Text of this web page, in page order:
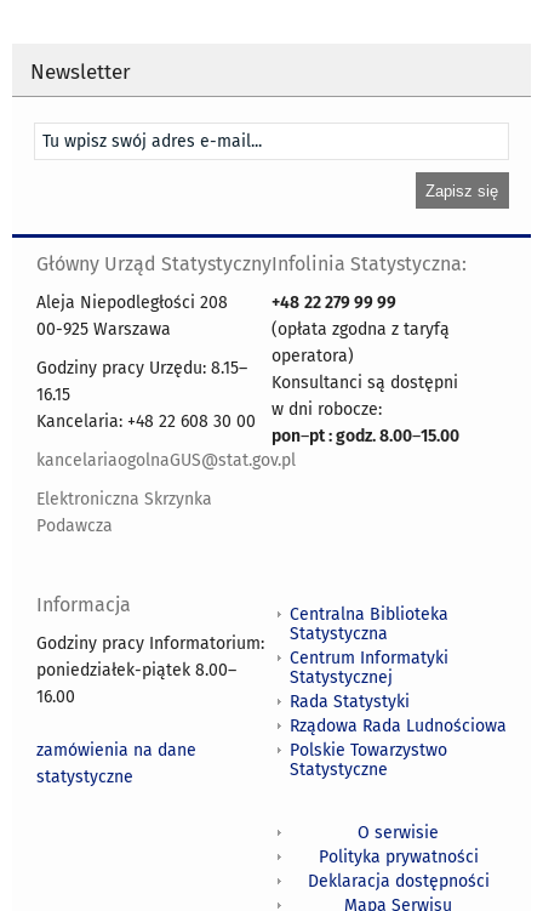
Newsletter
Główny Urząd Statystyczny
Aleja Niepodległości 208
00-925 Warszawa
Godziny pracy Urzędu: 8.15–
16.15
Kancelaria: +48 22 608 30 00
kancelariaogolnaGUS@stat.gov.pl
Elektroniczna Skrzynka
Podawcza
Infolinia Statystyczna:
+48 22 279 99 99
(opłata zgodna z taryfą
operatora)
Konsultanci są dostępni
w dni robocze:
pon–pt : godz. 8.00–15.00
Informacja
Godziny pracy Informatorium:
poniedziałek-piątek 8.00–
16.00
zamówienia na dane
statystyczne
Centralna Biblioteka
Statystyczna
Centrum Informatyki
Statystycznej
Rada Statystyki
Rządowa Rada Ludnościowa
Polskie Towarzystwo
Statystyczne
O serwisie
Polityka prywatności
Deklaracja dostępności
Mapa Serwisu